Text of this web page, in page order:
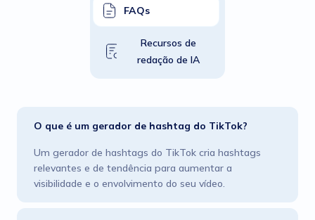
FAQs
Recursos de
redação de IA
O que é um gerador de hashtag do TikTok?
Um gerador de hashtags do TikTok cria hashtags
relevantes e de tendência para aumentar a
visibilidade e o envolvimento do seu vídeo.